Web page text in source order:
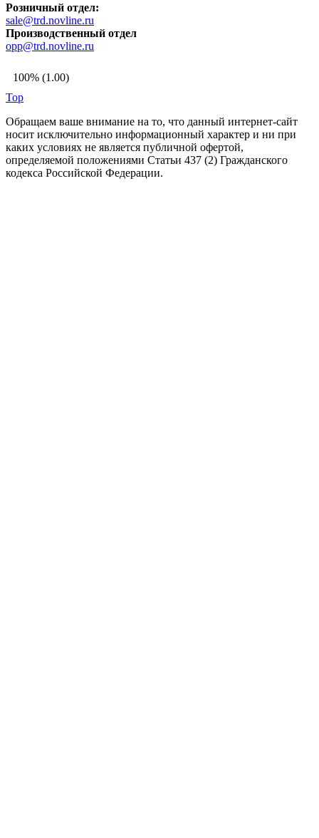
Розничный отдел:
sale@trd.novline.ru
Производственный отдел
opp@trd.novline.ru
100% (1.00)
Top
Обращаем ваше внимание на то, что данный интернет-сайт
носит исключительно информационный характер и ни при
каких условиях не является публичной офертой,
определяемой положениями Статьи 437 (2) Гражданского
кодекса Российской Федерации.